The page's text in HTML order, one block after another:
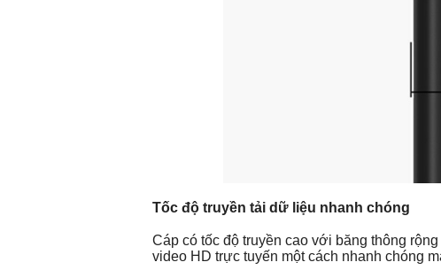
Tốc độ truyền tải dữ liệu nhanh chóng
Cáp có tốc độ truyền cao với băng thông
video HD trực tuyến một cách nhanh chóng